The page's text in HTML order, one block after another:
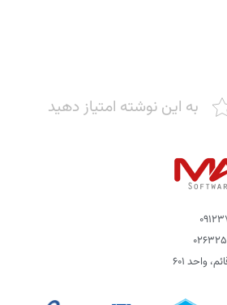
به این نوشته امتیاز دهید
واحد ۶۰۱